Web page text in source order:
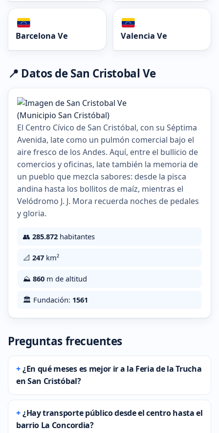
Barcelona Ve Valencia Ve
📍 Datos de San Cristobal Ve
El Centro Cívico de San Cristóbal, con su Séptima
Avenida, late como un pulmón comercial bajo el
aire fresco de los Andes. Aquí, entre el bullicio de
comercios y oficinas, late también la memoria de
un pueblo que mezcla sabores: desde la pisca
andina hasta los bollitos de maíz, mientras el
Velódromo J. J. Mora recuerda noches de pedales
y gloria.
👥 285.872 habitantes
📐 247 km²
⛰️ 860 m de altitud
🏛️ Fundación: 1561
Preguntas frecuentes
¿En qué meses es mejor ir a la Feria de la Trucha
en San Cristóbal?
¿Hay transporte público desde el centro hasta el
barrio La Concordia?